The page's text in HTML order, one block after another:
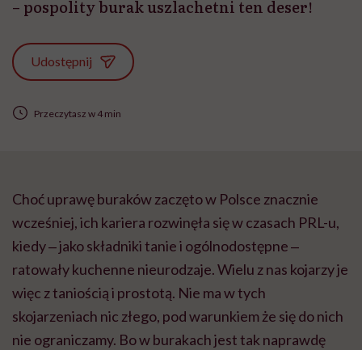
– pospolity burak uszlachetni ten deser!
Udostępnij
Przeczytasz w 4 min
Choć uprawę buraków zaczęto w Polsce znacznie
wcześniej, ich kariera rozwinęła się w czasach PRL-u,
kiedy ‒ jako składniki tanie i ogólnodostępne ‒
ratowały kuchenne nieurodzaje. Wielu z nas kojarzy je
więc z taniością i prostotą. Nie ma w tych
skojarzeniach nic złego, pod warunkiem że się do nich
nie ograniczamy. Bo w burakach jest tak naprawdę